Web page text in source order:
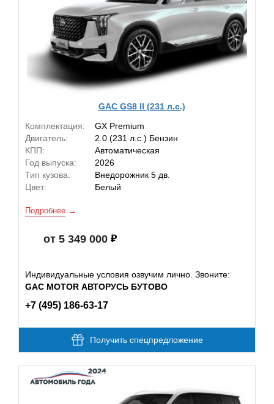
GAC GS8 II (231 л.с.)
Комплектация:
GX Premium
Двигатель:
2.0 (231 л.с.) Бензин
КПП:
Автоматическая
Год выпуска:
2026
Тип кузова:
Внедорожник 5 дв.
Цвет:
Белый
Подробнее
от 5 349 000
Индивидуальные условия озвучим лично. Звоните:
GAC MOTOR АВТОРУСЬ БУТОВО
+7 (495) 186-63-17
Получить спецпредложение